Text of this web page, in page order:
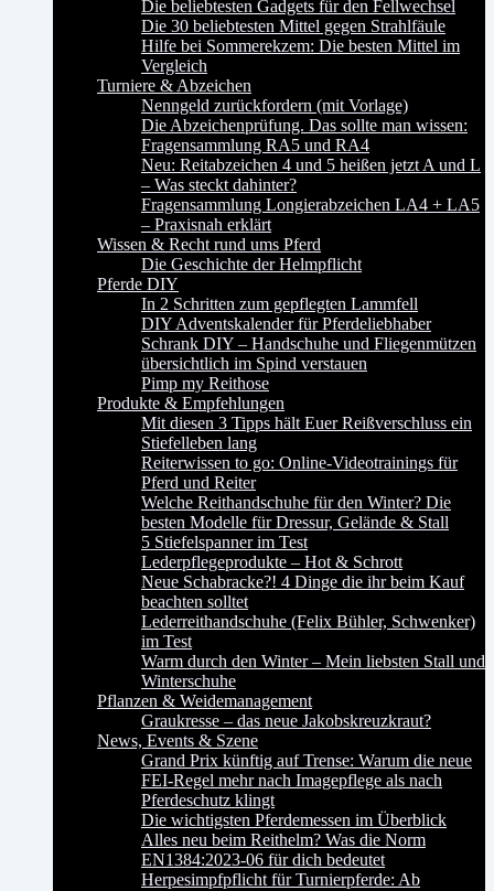
Die beliebtesten Gadgets für den Fellwechsel
Die 30 beliebtesten Mittel gegen Strahlfäule
Hilfe bei Sommerekzem: Die besten Mittel im
Vergleich
Turniere & Abzeichen
Nenngeld zurückfordern (mit Vorlage)
Die Abzeichenprüfung. Das sollte man wissen:
Fragensammlung RA5 und RA4
Neu: Reitabzeichen 4 und 5 heißen jetzt A und L
– Was steckt dahinter?
Fragensammlung Longierabzeichen LA4 + LA5
– Praxisnah erklärt
Wissen & Recht rund ums Pferd
Die Geschichte der Helmpflicht
Pferde DIY
In 2 Schritten zum gepflegten Lammfell
DIY Adventskalender für Pferdeliebhaber
Schrank DIY – Handschuhe und Fliegenmützen
übersichtlich im Spind verstauen
Pimp my Reithose
Produkte & Empfehlungen
Mit diesen 3 Tipps hält Euer Reißverschluss ein
Stiefelleben lang
Reiterwissen to go: Online-Videotrainings für
Pferd und Reiter
Welche Reithandschuhe für den Winter? Die
besten Modelle für Dressur, Gelände & Stall
5 Stiefelspanner im Test
Lederpflegeprodukte – Hot & Schrott
Neue Schabracke?! 4 Dinge die ihr beim Kauf
beachten solltet
Lederreithandschuhe (Felix Bühler, Schwenker)
im Test
Warm durch den Winter – Mein liebsten Stall und
Winterschuhe
Pflanzen & Weidemanagement
Graukresse – das neue Jakobskreuzkraut?
News, Events & Szene
Grand Prix künftig auf Trense: Warum die neue
FEI-Regel mehr nach Imagepflege als nach
Pferdeschutz klingt
Die wichtigsten Pferdemessen im Überblick
Alles neu beim Reithelm? Was die Norm
EN1384:2023-06 für dich bedeutet
Herpesimpfpflicht für Turnierpferde: Ab